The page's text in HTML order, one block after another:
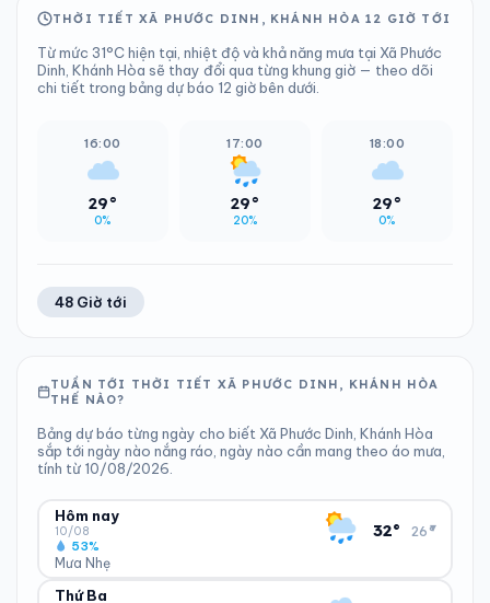
THỜI TIẾT XÃ PHƯỚC DINH, KHÁNH HÒA 12 GIỜ TỚI
Từ mức 31°C hiện tại, nhiệt độ và khả năng mưa tại Xã Phước
Dinh, Khánh Hòa sẽ thay đổi qua từng khung giờ — theo dõi
chi tiết trong bảng dự báo 12 giờ bên dưới.
16:00
29°
0%
17:00
29°
20%
18:00
29°
0%
48 Giờ tới
TUẦN TỚI THỜI TIẾT XÃ PHƯỚC DINH, KHÁNH HÒA
THẾ NÀO?
Bảng dự báo từng ngày cho biết Xã Phước Dinh, Khánh Hòa
sắp tới ngày nào nắng ráo, ngày nào cần mang theo áo mưa,
tính từ 10/08/2026.
Hôm nay
10/08
Mưa Nhẹ
53%
32° 26°
▾
ĐỘ ẨM
Thứ Ba